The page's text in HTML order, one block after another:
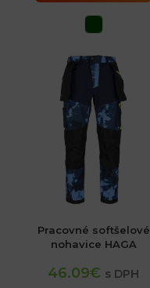
Pracovné softšelové
nohavice HAGA
46.09€ s DPH